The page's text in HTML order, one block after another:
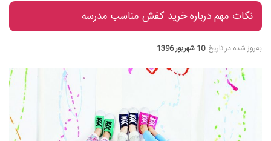
نکات مهم درباره خرید کفش مناسب مدرسه
به‌روز شده در تاریخ 10 شهریور 1396